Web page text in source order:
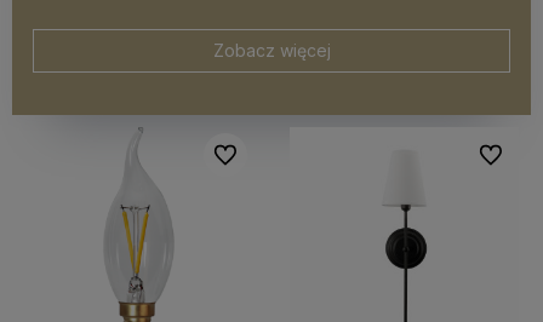
Zobacz więcej
Do ulubionych Do